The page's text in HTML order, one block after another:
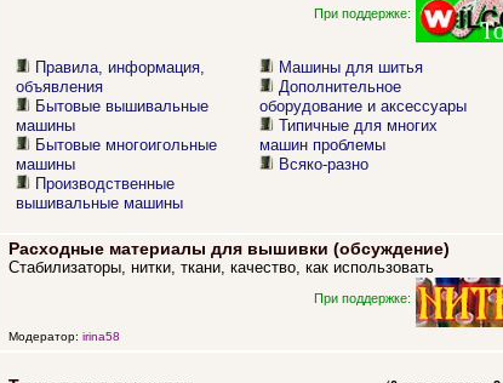
При поддержке:
Правила, информация,
объявления
Бытовые вышивальные
машины
Бытовые многоигольные
машины
Производственные
вышивальные машины
Машины для шитья
Дополнительное
оборудование и аксессуары
Типичные для многих
машин проблемы
Всяко-разно
Расходные материалы для вышивки (обсуждение)
Стабилизаторы, нитки, ткани, качество, как использовать
При поддержке:
Модератор: irina58